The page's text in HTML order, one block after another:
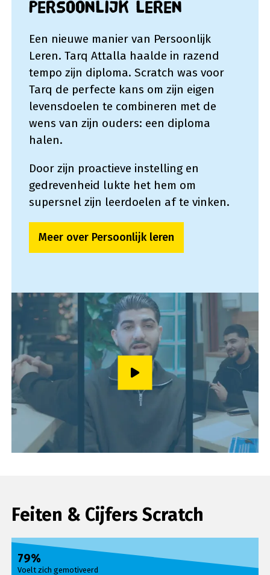
Persoonlijk leren
Een nieuwe manier van Persoonlijk
Leren. Tarq Attalla haalde in razend
tempo zijn diploma. Scratch was voor
Tarq de perfecte kans om zijn eigen
levensdoelen te combineren met de
wens van zijn ouders: een diploma
halen.
Door zijn proactieve instelling en
gedrevenheid lukte het hem om
supersnel zijn leerdoelen af te vinken.
Meer over Persoonlijk leren
Speel video af
Feiten & Cijfers Scratch
Voelt zich gemotiveerd
79%